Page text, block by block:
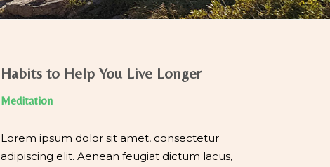
Habits to Help You Live Longer
Meditation
Lorem ipsum dolor sit amet, consectetur
adipiscing elit. Aenean feugiat dictum lacus,